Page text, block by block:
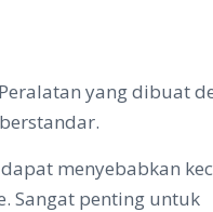
yang dibuat
menyebabkan
Sangat penting untuk